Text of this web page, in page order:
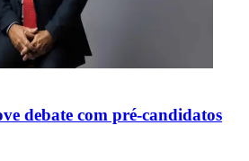
debate com pré-candidatos